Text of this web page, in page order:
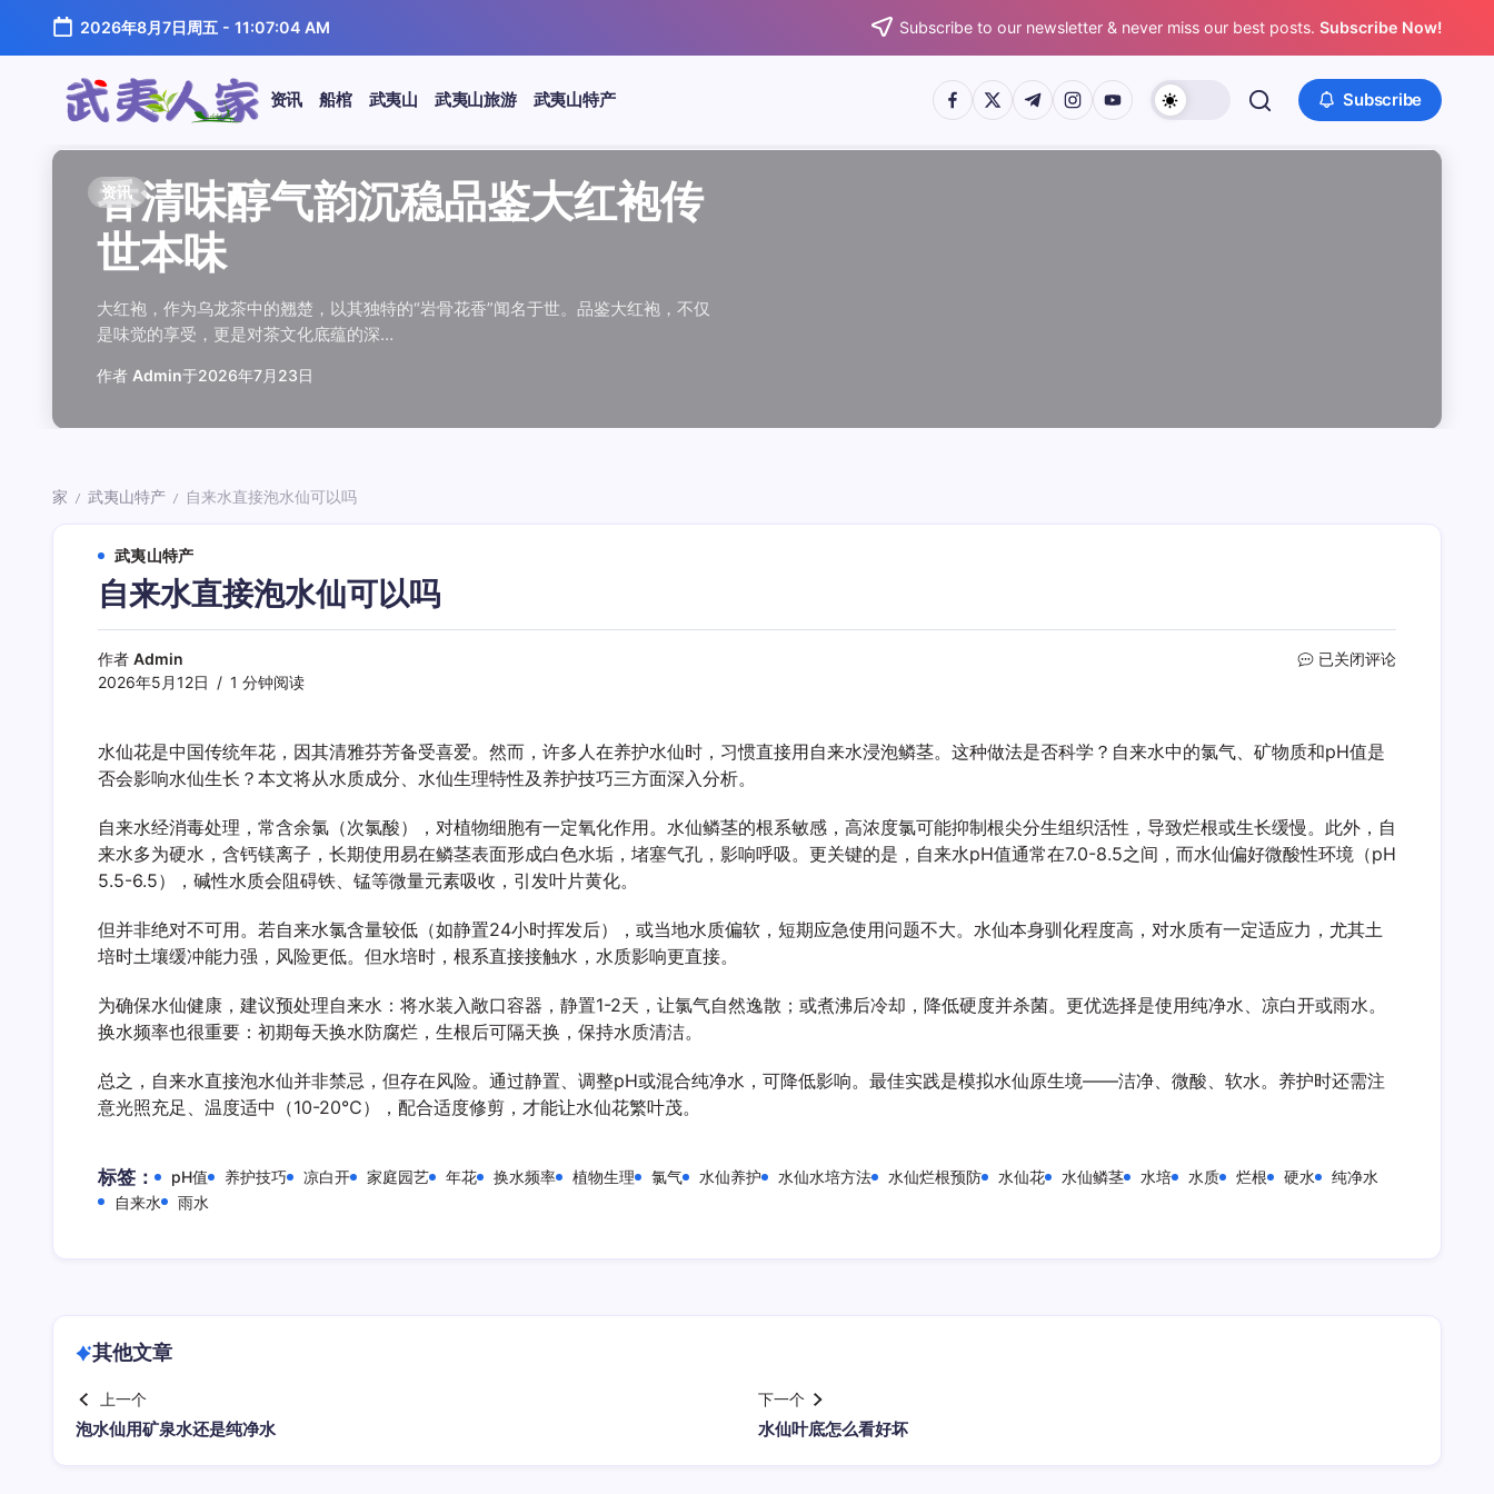
正
2026年8月7日周五- 11:07:04 AM Subscribe to our newsletter & never miss our best posts. Subscribe Now!
武
夷
资讯 船棺 武夷山 武夷山旅游 武夷山特产 https://www.facebook.com/
https://twitter.com/
https://t.me/
https://www.instagram.com/
https://youtube.com/ Subscribe
资讯
闲煮岩茶慢时光细品肉桂水仙大
红袍雅韵
在喧嚣的都市生活中，寻一处静谧，煮一壶岩茶，让时光慢下来。岩茶，产自福建武
夷山，因生长在岩石缝隙中而得名，其独…
作者 Admin于2026年7月24日
资讯
香清味醇气韵沉稳品鉴大红袍传
世本味
大红袍，作为乌龙茶中的翘楚，以其独特的“岩骨花香”闻名于世。品鉴大红袍，不仅
是味觉的享受，更是对茶文化底蕴的深…
作者 Admin于2026年7月23日
资讯
汤水顺滑底蕴绵长品鉴武夷水仙
温润质感
武夷水仙，作为乌龙茶中的经典品种，以其汤水顺滑、底蕴绵长而备受茶客青睐。品
鉴这款茶，仿佛在品味一段悠长的岁月，…
作者 Admin于2026年7月22日
资讯
唇齿留香久久不散品鉴武夷肉桂
独特魅力
武夷岩茶，素有“岩骨花香”之誉，而肉桂更是其中翘楚。其名源于香叶似肉桂，更因
其茶汤入口后，唇齿留香久久不散，令…
作者 Admin于2026年7月21日
资讯
岩韵浓淡各不同三款经典岩茶对
比品鉴
岩茶，作为乌龙茶中的瑰宝，以其独特的“岩韵”闻名于世。所谓岩韵，是茶叶在武夷
山丹霞地貌中吸收岩石矿物精华后形成…
作者 Admin于2026年7月20日
资讯
观汤色赏叶底全面品鉴肉桂水仙
大红袍
品鉴武夷岩茶，观汤色与赏叶底是关键环节。肉桂、水仙、大红袍作为岩茶代表，其
汤色与叶底各具特色，折射出工艺与山场…
作者 Admin于2026年7月19日
资讯
闲煮岩茶慢时光细品肉桂水仙大
红袍雅韵
在喧嚣的都市生活中，寻一处静谧，煮一壶岩茶，让时光慢下来。岩茶，产自福建武
夷山，因生长在岩石缝隙中而得名，其独…
作者 Admin于2026年7月24日
资讯
香清味醇气韵沉稳品鉴大红袍传
世本味
大红袍，作为乌龙茶中的翘楚，以其独特的“岩骨花香”闻名于世。品鉴大红袍，不仅
是味觉的享受，更是对茶文化底蕴的深…
作者 Admin于2026年7月23日
资讯汤水顺滑底蕴绵长品鉴武夷水仙
温润质感
武夷水仙，作为乌龙茶中的经典品种，以其汤水顺滑、底蕴绵长而备受茶客青睐。品
鉴这款茶，仿佛在品味一段悠长的岁月，…
Admin于2026年7月22日
资讯唇齿留香久久不散品鉴武夷肉桂
独特魅力
武夷岩茶，素有“岩骨花香”之誉，而肉桂更是其中翘楚。其名源于香叶似肉桂，更因
其茶汤入口后，唇齿留香久久不散，令…
Admin于2026年7月21日
资讯岩韵浓淡各不同三款经典岩茶对
比品鉴
岩茶，作为乌龙茶中的瑰宝，以其独特的“岩韵”闻名于世。所谓岩韵，是茶叶在武夷
山丹霞地貌中吸收岩石矿物精华后形成…
Admin于2026年7月20日
资讯观汤色赏叶底全面品鉴肉桂水仙
大红袍
品鉴武夷岩茶，观汤色与赏叶底是关键环节。肉桂、水仙、大红袍作为岩茶代表，其
汤色与叶底各具特色，折射出工艺与山场…
Admin于2026年7月19日
资讯闲煮岩茶慢时光细品肉桂水仙大
红袍雅韵
在喧嚣的都市生活中，寻一处静谧，煮一壶岩茶，让时光慢下来。岩茶，产自福建武
夷山，因生长在岩石缝隙中而得名，其独…
Admin于2026年7月24日
资讯香清味醇气韵沉稳品鉴大红袍传
世本味
大红袍，作为乌龙茶中的翘楚，以其独特的“岩骨花香”闻名于世。品鉴大红袍，不仅
是味觉的享受，更是对茶文化底蕴的深…
Admin于2026年7月23日
资讯汤水顺滑底蕴绵长品鉴武夷水仙
温润质感
武夷水仙，作为乌龙茶中的经典品种，以其汤水顺滑、底蕴绵长而备受茶客青睐。品
鉴这款茶，仿佛在品味一段悠长的岁月，…
Admin于2026年7月22日
资讯唇齿留香久久不散品鉴武夷肉桂
独特魅力
武夷岩茶，素有“岩骨花香”之誉，而肉桂更是其中翘楚。其名源于香叶似肉桂，更因
其茶汤入口后，唇齿留香久久不散，令…
Admin于2026年7月21日
资讯岩韵浓淡各不同三款经典岩茶对
比品鉴
岩茶，作为乌龙茶中的瑰宝，以其独特的“岩韵”闻名于世。所谓岩韵，是茶叶在武夷
山丹霞地貌中吸收岩石矿物精华后形成…
Admin于2026年7月20日
资讯观汤色赏叶底全面品鉴肉桂水仙
大红袍
品鉴武夷岩茶，观汤色与赏叶底是关键环节。肉桂、水仙、大红袍作为岩茶代表，其
汤色与叶底各具特色，折射出工艺与山场…
Admin于2026年7月19日
家 / 武夷山特产 / 自来水直接泡水仙可以吗
武夷山特产
自来水直接泡水仙可以吗
作者 Admin
2026年5月12日
1 分钟阅读
自
接
仙
可
以
已关闭评论
水仙花是中国传统年花，因其清雅芬芳备受喜爱。然而，许多人在养护水仙时，习惯直接用自来水浸泡鳞茎。这种做法是否科学？自来水中的氯气、矿物质和pH值是
否会影响水仙生长？本文将从水质成分、水仙生理特性及养护技巧三方面深入分析。
自来水经消毒处理，常含余氯（次氯酸），对植物细胞有一定氧化作用。水仙鳞茎的根系敏感，高浓度氯可能抑制根尖分生组织活性，导致烂根或生长缓慢。此外，自
来水多为硬水，含钙镁离子，长期使用易在鳞茎表面形成白色水垢，堵塞气孔，影响呼吸。更关键的是，自来水pH值通常在7.0-8.5之间，而水仙偏好微酸性环境（pH
5.5-6.5），碱性水质会阻碍铁、锰等微量元素吸收，引发叶片黄化。
但并非绝对不可用。若自来水氯含量较低（如静置24小时挥发后），或当地水质偏软，短期应急使用问题不大。水仙本身驯化程度高，对水质有一定适应力，尤其土
培时土壤缓冲能力强，风险更低。但水培时，根系直接接触水，水质影响更直接。
为确保水仙健康，建议预处理自来水：将水装入敞口容器，静置1-2天，让氯气自然逸散；或煮沸后冷却，降低硬度并杀菌。更优选择是使用纯净水、凉白开或雨水。
换水频率也很重要：初期每天换水防腐烂，生根后可隔天换，保持水质清洁。
总之，自来水直接泡水仙并非禁忌，但存在风险。通过静置、调整pH或混合纯净水，可降低影响。最佳实践是模拟水仙原生境——洁净、微酸、软水。养护时还需注
意光照充足、温度适中（10-20℃），配合适度修剪，才能让水仙花繁叶茂。
标签： pH值 养护技巧 凉白开 家庭园艺 年花 换水频率 植物生理 氯气 水仙养护 水仙水培方法 水仙烂根预防 水仙花 水仙鳞茎 水培 水质 烂根 硬水
纯净水
自来水
雨水
其他文章
上一个
泡水仙用矿泉水还是纯净水
下一个
水仙叶底怎么看好坏